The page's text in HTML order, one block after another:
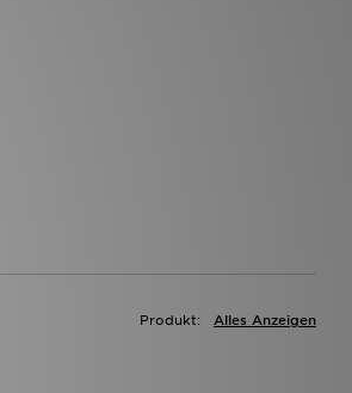
Alles Anzeigen
Produkt: